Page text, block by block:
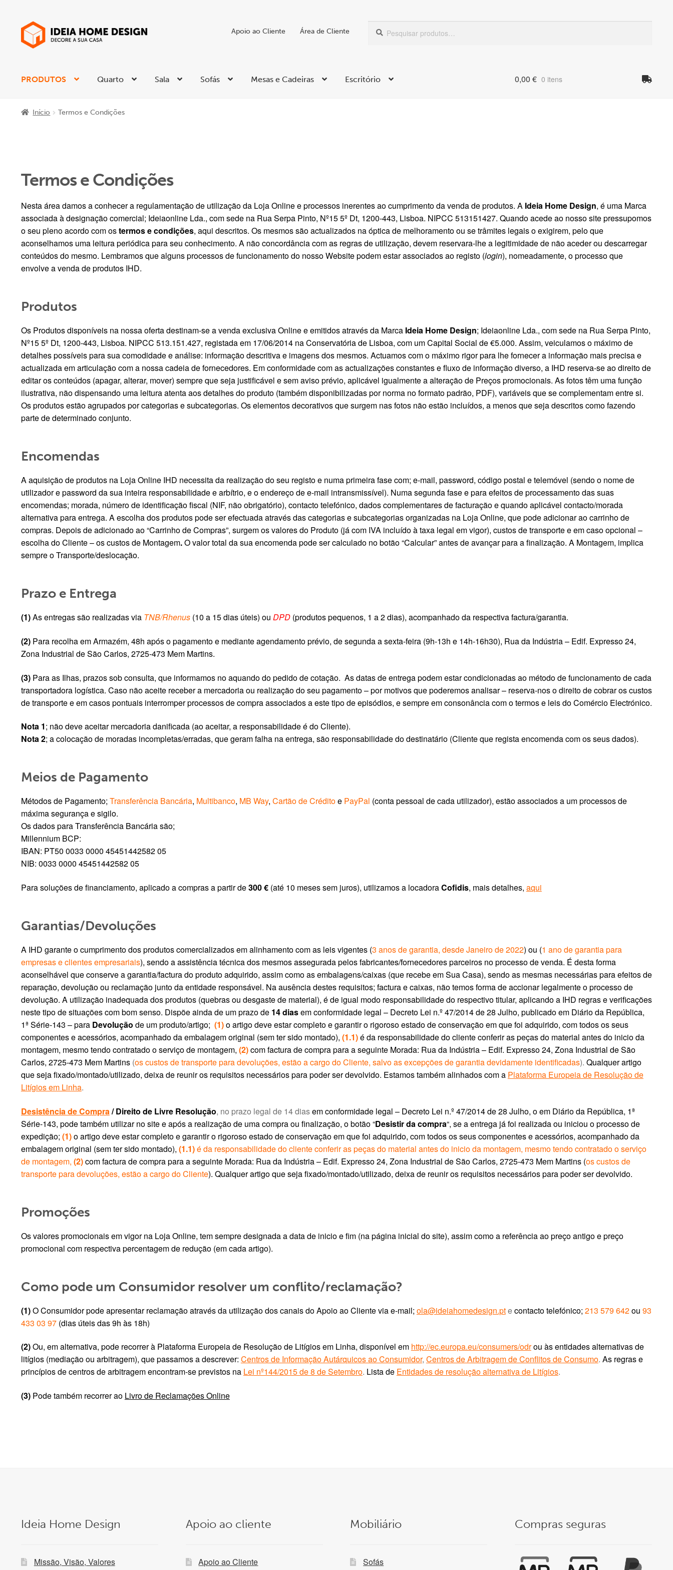
Ir
para
Saltar
para
Apoio ao Cliente Área de Cliente
por:
PRODUTOS Quarto Sala Sofás Mesas e Cadeiras Escritório 0,00€ 0 itens
Início Termos e Condições
Termos e Condições
Nesta área damos a conhecer a regulamentação de utilização da Loja Online e processos inerentes ao cumprimento da venda de produtos. A Ideia Home Design, é uma Marca
associada à designação comercial; Ideiaonline Lda., com sede na Rua Serpa Pinto, Nº15 5º Dt, 1200-443, Lisboa. NIPCC 513151427. Quando acede ao nosso site pressupomos
o seu pleno acordo com ostermos e condições, aqui descritos. Os mesmos são actualizados na óptica de melhoramento ou se trâmites legais o exigirem, pelo que
aconselhamos uma leitura periódica para seu conhecimento. A não concordância com as regras de utilização, devem reservara-lhe a legitimidade de não aceder ou descarregar
conteúdos do mesmo. Lembramos que alguns processos de funcionamento do nosso Website podem estar associados ao registo (login), nomeadamente, o processo que
envolve a venda de produtos IHD.
Produtos
Os Produtos disponíveis na nossa oferta destinam-se a venda exclusiva Online e emitidos através da Marca Ideia Home Design; Ideiaonline Lda., com sede na Rua Serpa Pinto,
Nº15 5º Dt, 1200-443, Lisboa. NIPCC 513.151.427, registada em 17/06/2014 na Conservatória de Lisboa, com um Capital Social de €5.000. Assim, veiculamos o máximo de
detalhes possíveis para sua comodidade e análise: informação descritiva e imagens dos mesmos. Actuamos com o máximo rigor para lhe fornecer a informação mais precisa e
actualizada em articulação com a nossa cadeia de fornecedores. Em conformidade com as actualizações constantes e fluxo de informação diverso, a IHD reserva-se ao direito de
editar os conteúdos (apagar, alterar, mover) sempre que seja justificável e sem aviso prévio, aplicável igualmente a alteração de Preços promocionais. As fotos têm uma função
ilustrativa, não dispensando uma leitura atenta aos detalhes do produto (também disponibilizadas por norma no formato padrão, PDF), variáveis que se complementam entre si.
Os produtos estão agrupados por categorias e subcategorias. Os elementos decorativos que surgem nas fotos não estão incluídos, a menos que seja descritos como fazendo
parte de determinado conjunto.
Encomendas
A aquisição de produtos na Loja Online IHD necessita da realização do seu registo e numa primeira fase com; e-mail, password, código postal e telemóvel (sendo o nome de
utilizador e password da sua inteira responsabilidade e arbítrio, e o endereço de e-mail intransmissível). Numa segunda fase e para efeitos de processamento das suas
encomendas; morada, número de identificação fiscal (NIF, não obrigatório), contacto telefónico, dados complementares de facturação e quando aplicável contacto/morada
alternativa para entrega. A escolha dos produtos pode ser efectuada através das categorias e subcategorias organizadas na Loja Online, que pode adicionar ao carrinho de
compras. Depois de adicionado ao “Carrinho de Compras”, surgem os valores do Produto (já com IVA incluído à taxa legal em vigor), custos de transporte e em caso opcional –
escolha do Cliente – os custos de Montagem.O valor total da sua encomenda pode ser calculado no botão “Calcular” antes de avançar para a finalização. A Montagem, implica
sempre o Transporte/deslocação.
Prazo e Entrega
(1)As entregas são realizadas via TNB/Rhenus (10 a 15 dias úteis) ou DPD (produtos pequenos, 1 a 2 dias), acompanhado da respectiva factura/garantia.
(2)Para recolha em Armazém, 48h após o pagamento e mediante agendamento prévio, de segunda a sexta-feira (9h-13h e 14h-16h30), Rua da Indústria – Edif. Expresso 24,
Zona Industrial de São Carlos, 2725-473 Mem Martins.
(3)Para as Ilhas, prazos sob consulta, que informamos no aquando do pedido de cotação. As datas de entrega podem estar condicionadas ao método de funcionamento de cada
transportadora logística. Caso não aceite receber a mercadoria ou realização do seu pagamento – por motivos que poderemos analisar – reserva-nos o direito de cobrar os custos
de transporte e em casos pontuais interromper processos de compra associados a este tipo de episódios, e sempre em consonância com o termos e leis do Comércio Electrónico.
Nota 1; não deve aceitar mercadoria danificada (ao aceitar, a responsabilidade é do Cliente).
Nota 2; a colocação de moradas incompletas/erradas, que geram falha na entrega, são responsabilidade do destinatário (Cliente que regista encomenda com os seus dados).
Meios de Pagamento
Métodos de Pagamento; Transferência Bancária, Multibanco, MB Way, Cartão de Créditoe PayPal (conta pessoal de cada utilizador), estão associados a um processos de
máxima segurança e sigilo.
Os dados para Transferência Bancária são;
Millennium BCP:
IBAN: PT50 0033 0000 45451442582 05
NIB: 0033 0000 45451442582 05
Para soluções de financiamento, aplicado a compras a partir de300 €(até 10 meses sem juros), utilizamos a locadoraCofidis, mais detalhes, aqui
Garantias/Devoluções
A IHD garante o cumprimento dos produtos comercializados em alinhamento com as leis vigentes (3 anos de garantia, desde Janeiro de 2022) ou (1 ano de garantia para
empresas e clientes empresariais), sendo a assistência técnica dos mesmos assegurada pelos fabricantes/fornecedores parceiros no processo de venda. É desta forma
aconselhável que conserve a garantia/factura do produto adquirido, assim como as embalagens/caixas (que recebe em Sua Casa), sendo as mesmas necessárias para efeitos de
reparação, devolução ou reclamação junto da entidade responsável. Na ausência destes requisitos; factura e caixas, não temos forma de accionar legalmente o processo de
devolução. A utilização inadequada dos produtos (quebras ou desgaste de material), é de igual modo responsabilidade do respectivo titular, aplicando a IHD regras e verificações
neste tipo de situações com bom senso. Dispõe ainda de um prazo de 14 diasem conformidade legal – Decreto Lei n.º 47/2014 de 28 Julho, publicado em Diário da República,
1ª Série-143 – para Devolução de um produto/artigo; (1)o artigo deve estar completo e garantir o rigoroso estado de conservação em que foi adquirido, com todos os seus
componentes e acessórios, acompanhado da embalagem original (sem ter sido montado), (1.1)é da responsabilidade do cliente conferir as peças do material antes do inicio da
montagem, mesmo tendo contratado o serviço de montagem, (2)com factura de compra para a seguinte Morada: Rua da Indústria – Edif. Expresso 24, Zona Industrial de São
Carlos, 2725-473 Mem Martins(os custos de transporte para devoluções, estão a cargo do Cliente, salvo as excepções de garantia devidamente identificadas). Qualquer artigo
que seja fixado/montado/utilizado, deixa de reunir os requisitos necessários para poder ser devolvido. Estamos também alinhados com a Plataforma Europeia de Resolução de
Litígios em Linha.
Desistência de Compra / Direito de Livre Resolução, no prazo legal de 14 diasem conformidade legal – Decreto Lei n.º 47/2014 de 28 Julho, o em Diário da República, 1ª
Série-143, pode também utilizar no site e após a realização de uma compra ou finalização, o botão “Desistir da compra“, se a entrega já foi realizada ou iniciou o processo de
expedição; (1)o artigo deve estar completo e garantir o rigoroso estado de conservação em que foi adquirido, com todos os seus componentes e acessórios, acompanhado da
embalagem original (sem ter sido montado), (1.1)é da responsabilidade do cliente conferir as peças do material antes do inicio da montagem, mesmo tendo contratado o serviço
de montagem, (2)com factura de compra para a seguinte Morada: Rua da Indústria – Edif. Expresso 24, Zona Industrial de São Carlos, 2725-473 Mem Martins (os custos de
transporte para devoluções, estão a cargo do Cliente). Qualquer artigo que seja fixado/montado/utilizado, deixa de reunir os requisitos necessários para poder ser devolvido.
Promoções
Os valores promocionais em vigor na Loja Online, tem sempre designada a data de inicio e fim (na página inicial do site), assim como a referência ao preço antigo e preço
promocional com respectiva percentagem de redução (em cada artigo).
Como pode um Consumidor resolver um conflito/reclamação?
(1)O Consumidor pode apresentar reclamação através da utilização dos canais do Apoio ao Cliente via e-mail; ola@ideiahomedesign.ptecontacto telefónico; 213 579 642ou 93
433 03 97 (dias úteis das 9h às 18h)
(2)Ou, em alternativa, pode recorrer à Plataforma Europeia de Resolução de Litígios em Linha, disponível em http://ec.europa.eu/consumers/odrou às entidades alternativas de
litígios (mediação ou arbitragem), que passamos a descrever: Centros de Informação Autárquicos ao Consumidor, Centros de Arbitragem de Conflitos de Consumo. As regras e
princípios de centros de arbitragem encontram-se previstos na Lei nº144/2015 de 8 de Setembro. Lista de Entidades de resolução alternativa de Litígios.
(3)Pode também recorrer ao Livro de Reclamações Online
Ideia Home Design
Missão, Visão, Valores
Apoio ao cliente
Apoio ao Cliente
Mobiliário
Sofás
Compras seguras